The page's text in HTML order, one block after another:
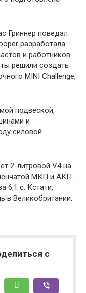
Гриннер поведал
разработала
и работников
решили создать
MINI Challenge,
подвеской,
и
силовой
2-литровой V4 на
МКП и АКП.
6,1 с. Кстати,
в Великобритании.
с